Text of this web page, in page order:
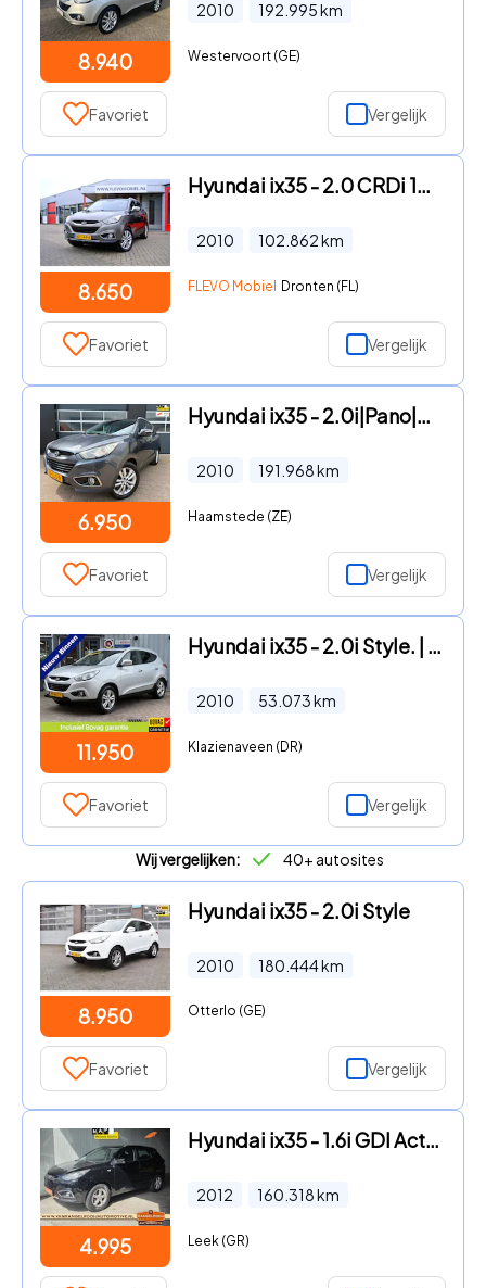
8.940
2010 192.995km
Westervoort (GE)
Favoriet Vergelijk
8.650
Hyundai ix35 - 2.0 CRDi 184pk HP 4WD i-Catcher Aut. Pano|Leder|Cam|LMV
2010 102.862km
FLEVO Mobiel Dronten (FL)
Favoriet Vergelijk
6.950
Hyundai ix35 - 2.0i|Pano|Airco|Cruise control|Nieuw APK
2010 191.968km
Haamstede (ZE)
Favoriet Vergelijk
11.950
Hyundai ix35 - 2.0i Style. | AUTOMAAT | TREKHAAK | CRUISE | PDC |
2010 53.073km
Klazienaveen (DR)
Favoriet Vergelijk
Wij vergelijken: 40+ autosites
8.950
Hyundai ix35 - 2.0i Style
2010 180.444km
Otterlo (GE)
Favoriet Vergelijk
4.995
Hyundai ix35 - 1.6i GDI Active, airco, el. pakket, camera, 16" lmv
2012 160.318km
Leek (GR)